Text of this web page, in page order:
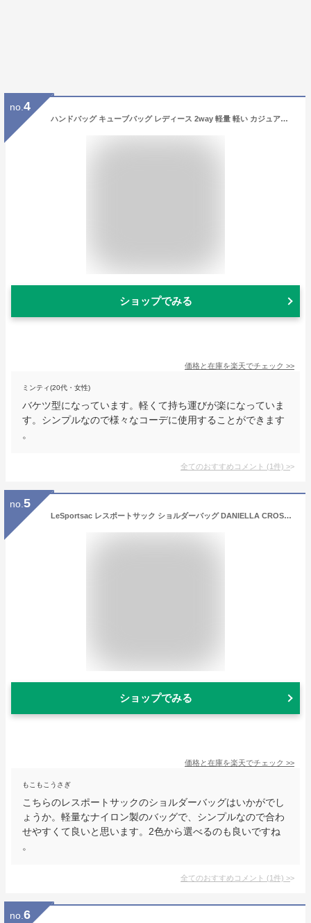
no. 4
ハンドバッグ キューブバッグ レディース 2way 軽量 軽い カジュアル フォーマル バック かばん カバン カバン トートバッグ レディース カバン レディースバッグ 通勤バッグ レディース 軽い バケツ型 バッグ ハンドバッグ 小さめ 秋冬バッグ 夏バッグ おしゃれ
ショップでみる
価格と在庫を楽天でチェック >>
ミンティ(20代・女性)
バケツ型になっています。軽くて持ち運びが楽になっていま
す。シンプルなので様々なコーデに使用することができます
。
全てのおすすめコメント (1件) >
no. 5
LeSportsac レスポートサック ショルダーバッグ DANIELLA CROSSBODY ダニエラ 2434 レディース ナイロン クロスボディ 軽量 ロゴ 鞄 カラー2色【dc_kikaku】
ショップでみる
価格と在庫を楽天でチェック >>
もこもこうさぎ
こちらのレスポートサックのショルダーバッグはいかがでし
ょうか。軽量なナイロン製のバッグで、シンプルなので合わ
せやすくて良いと思います。2色から選べるのも良いですね
。
全てのおすすめコメント (1件) >
no. 6